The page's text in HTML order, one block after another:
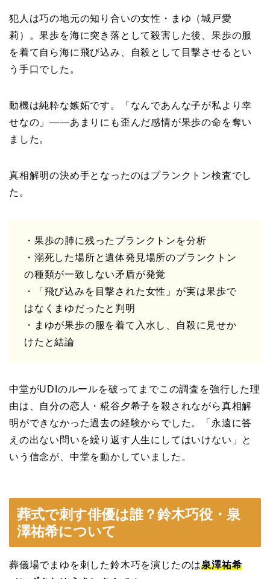
犯人は巧の地元の知り合いの女性・まゆ（城戸愛
莉）。果歩を海に突き落として殺害した後、果歩の服
を着て自ら海に飛び込み、自殺として目撃させるとい
う手口でした。
動機は純粋な嫉妬です。「なんであんな子が私より幸
せなの」——あまりにも歪んだ感情が果歩の命を奪い
ました。
真相解明の決め手となったのはプランクトン検査でし
た。
・果歩の肺に残ったプランクトンを分析
・溺死した場所と遺体発見場所のプランクトン
の種類が一致しない矛盾が発覚
・「飛び込みを目撃された女性」が実は果歩で
はなくまゆだったと判明
・まゆが果歩の服を着て入水し、自殺に見せか
けたと結論
中堂がUDIのルールを破ってまでこの調査を強行した理
由は、自分の恋人・糀谷夕希子を殺されながら真相解
明ができなかった過去の経験からでした。「永遠に答
えの出ない問いを繰り返す人生にしてはいけない」と
いう信念が、中堂を動かしていました。
葬式で刺す俳優は誰？鈴木巧役・泉
澤祐希について
葬儀場でまゆを刺した鈴木巧を演じたのは泉澤祐希